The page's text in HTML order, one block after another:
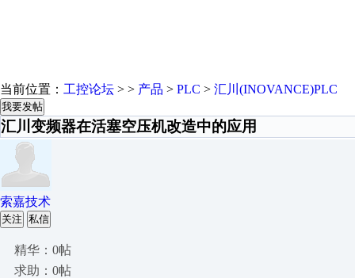
当前位置： 工控论坛 > > 产品 > PLC > 汇川(INOVANCE)PLC
我要发帖
汇川变频器在活塞空压机改造中的应用
索嘉技术
关注 私信
精华：0帖
求助：0帖